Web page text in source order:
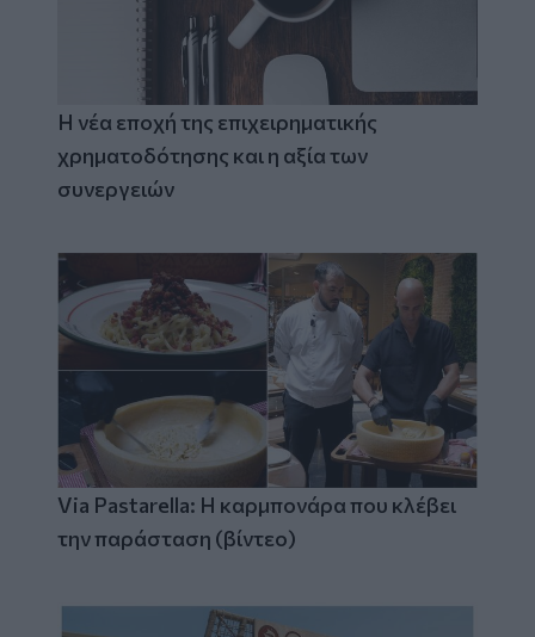
Η νέα εποχή της επιχειρηματικής
χρηματοδότησης και η αξία των
συνεργειών
Via Pastarella: Η καρμπονάρα που κλέβει
την παράσταση (βίντεο)